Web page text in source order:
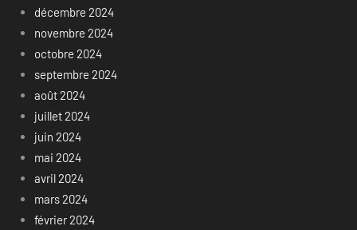
décembre 2024
novembre 2024
octobre 2024
septembre 2024
août 2024
juillet 2024
juin 2024
mai 2024
avril 2024
mars 2024
février 2024